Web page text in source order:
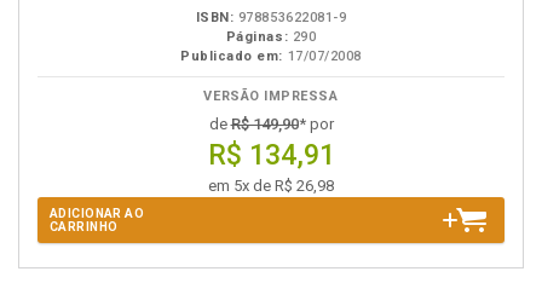
ISBN: 978853622081-9
Páginas: 290
Publicado em: 17/07/2008
VERSÃO IMPRESSA
deR$ 149,90* por
R$ 134,91
em 5x de R$ 26,98
ADICIONAR AO
CARRINHO